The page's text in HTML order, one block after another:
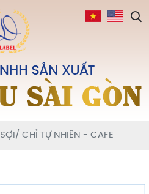
SỢI/ CHỈ TỰ NHIÊN - CAFE